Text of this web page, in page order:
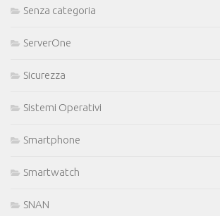
Senza categoria
ServerOne
Sicurezza
Sistemi Operativi
Smartphone
Smartwatch
SNAN